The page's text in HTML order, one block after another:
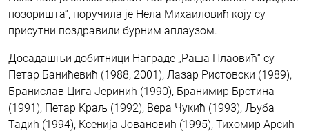
позоришта“, поручила је Нела Михаиловић коју су
присутни поздравили бурним аплаузом.
Досадашњи добитници Награде „Раша Плаовић“ су
Петар Банићевић (1988, 2001), Лазар Ристовски (1989),
Бранислав Цига Јеринић (1990), Бранимир Брстина
(1991), Петар Краљ (1992), Вера Чукић (1993), Љуба
Тадић (1994), Ксенија Јовановић (1995), Тихомир Арсић